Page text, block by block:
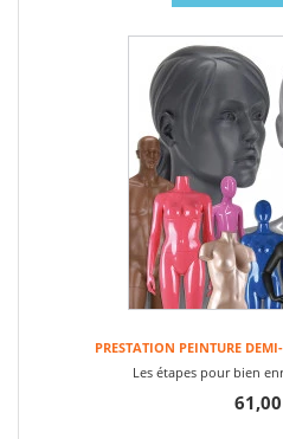
PRESTATION PEINTURE
Les étapes pour bien